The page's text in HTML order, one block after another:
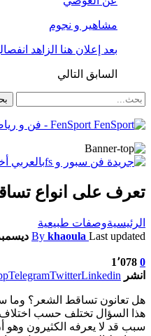
مشاهير و نجوم
بعد إعلان هنا الزاهد
السابق التالي
FenSport - فن و رياضة و مجتمع و سياسة
تعرف على انواع
الرئيسيةوصفات طبيعية
By khaoula Last updated ديسمبر 16,
0 1٬078
انشر
TelegramTwitterLinkedin
هل تعانون تساقط الشعر؟ وما
هذا السؤال تختلف حسب
سبب قد لا يعرفه الكثيرون وهو